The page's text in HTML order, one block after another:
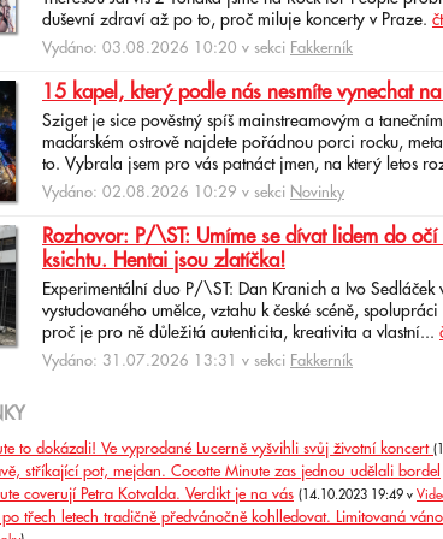
duševní zdraví až po to, proč miluje koncerty v Praze.
Vydáno: 03.08.2026 10:20 v sekci Fakkerník
15 kapel, který podle nás nesmíte vynechat
Sziget je sice pověstný spíš mainstreamovým a
maďarském ostrově najdete pořádnou porci rocku,
to. Vybrala jsem pro vás patnáct jmen, na který letos
Vydáno: 02.08.2026 10:29 v sekci Novinky
Rozhovor: P/\ST: Umíme se dívat lidem do
ksichtu. Hentai jsou zlatíčka!
Experimentální duo P/\ST: Dan Kranich a Ivo
vystudovaného umělce, vztahu k české scéně,
proč je pro ně důležitá autenticita, kreativita a vlastní...
Vydáno: 31.07.2026 13:31 v sekci Fakkerník
to dokázali! Ve vyprodané Lucerně vyšvihli svůj životní koncert
stříkající pot, mejdan. Cocotte Minute zas jednou udělali bordel
coverují Petra Kotvalda. Verdikt je na vás (14.10.2023 19:49 v
třech letech tradičně předvánočně kohlledovat. Limitovaná